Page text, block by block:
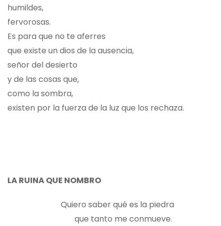
humildes,
fervorosas.
Es para que no te aferres
que existe un dios de la ausencia,
señor del desierto
y de las cosas que,
como la sombra,
existen por la fuerza de la luz que los rechaza.
LA RUINA QUE NOMBRO
Quiero saber qué es la piedra
que tanto me conmueve.